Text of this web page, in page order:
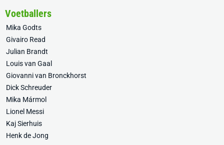
Voetballers
Mika Godts
Givairo Read
Julian Brandt
Louis van Gaal
Giovanni van Bronckhorst
Dick Schreuder
Mika Mármol
Lionel Messi
Kaj Sierhuis
Henk de Jong